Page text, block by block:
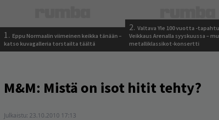
1. Eppu Normaalin viimeinen keikka tänään –
katso kuvagalleria torstailta täältä
2. Valtava Yle 100 vuotta -
Veikkaus Arenalla syyskuussa –
metalliklassikot-konsertti
M&M: Mistä on isot hitit tehty?
Julkaistu: 23.10.2010 17:13